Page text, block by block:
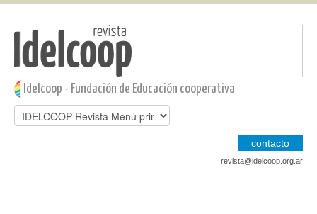
Pasar al contenido principal
Jump to main content
Idelcoop - Fundación de Educación cooperativa
contacto
revista@idelcoop.org.ar